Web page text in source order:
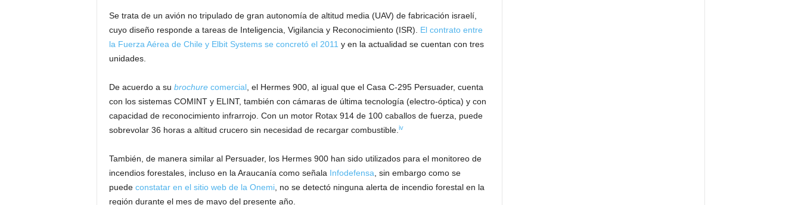
Se trata de un avión no tripulado de gran autonomía de altitud media (UAV) de fabricación israelí,
cuyo diseño responde a tareas de Inteligencia, Vigilancia y Reconocimiento (ISR). El contrato entre
la Fuerza Aérea de Chile y Elbit Systems se concretó el 2011 y en la actualidad se cuentan con tres
unidades.
De acuerdo a su brochure comercial, el Hermes 900, al igual que el Casa C-295 Persuader, cuenta
con los sistemas COMINT y ELINT, también con cámaras de última tecnología (electro-óptica) y con
capacidad de reconocimiento infrarrojo. Con un motor Rotax 914 de 100 caballos de fuerza, puede
sobrevolar 36 horas a altitud crucero sin necesidad de recargar combustible. iv
También, de manera similar al Persuader, los Hermes 900 han sido utilizados para el monitoreo de
incendios forestales, incluso en la Araucanía como señala Infodefensa , sin embargo como se
puede constatar en el sitio web de la Onemi, no se detectó ninguna alerta de incendio forestal en la
región durante el mes de mayo del presente año.